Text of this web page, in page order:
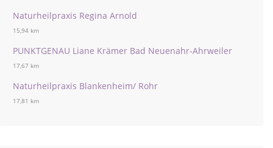
Naturheilpraxis Regina Arnold
15,94 km
PUNKTGENAU Liane Krämer Bad Neuenahr-Ahrweiler
17,67 km
Naturheilpraxis Blankenheim/ Rohr
17,81 km